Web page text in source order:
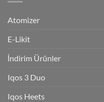
Atomizer
E-Likit
İndirim Ürünler
Iqos 3 Duo
Iqos Heets